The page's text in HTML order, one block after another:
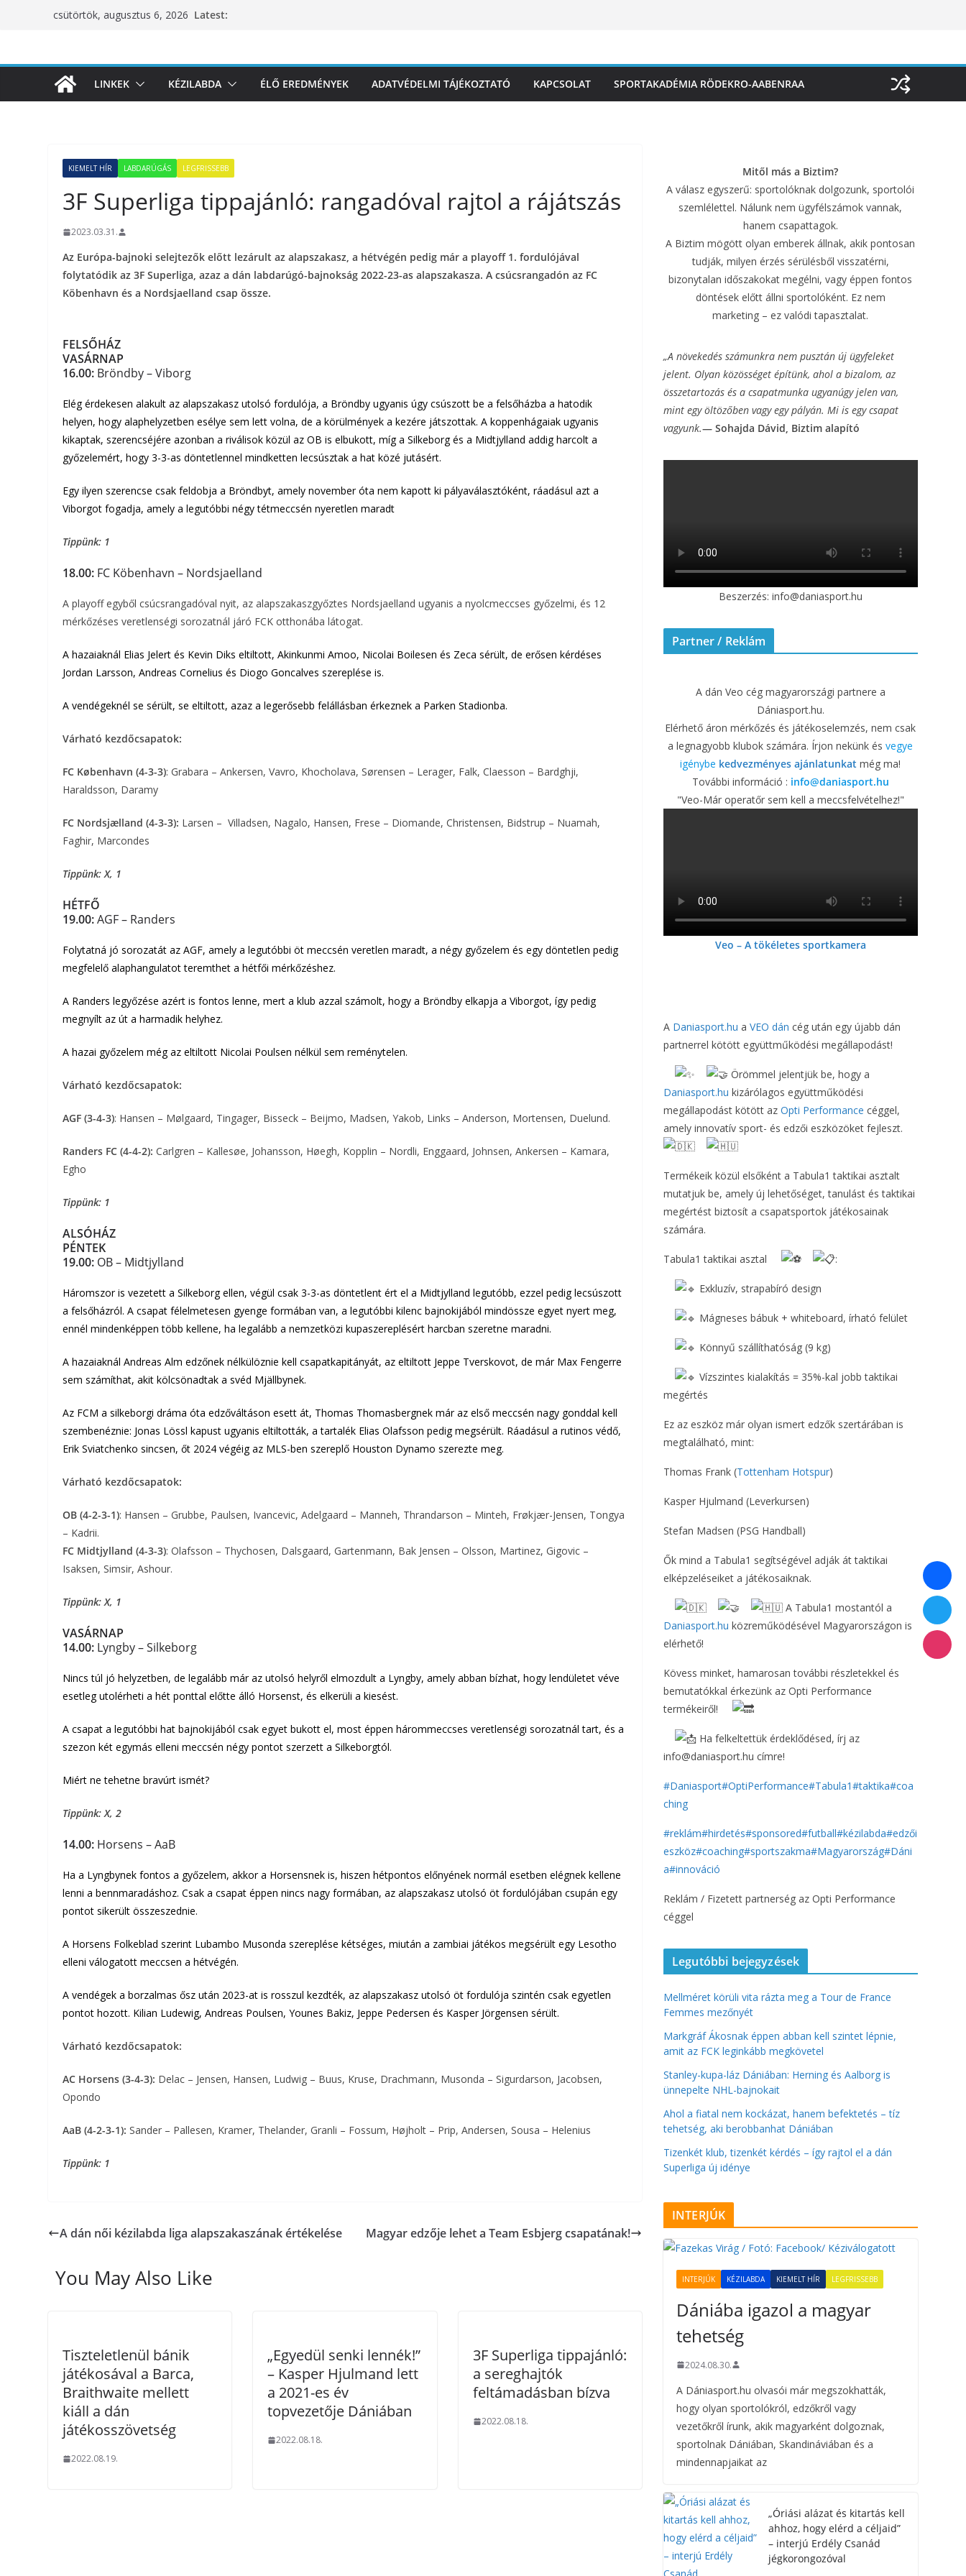
csütörtök, augusztus 6, 2026 Latest:
LINKEK KÉZILABDA ÉLŐ EREDMÉNYEK ADATVÉDELMI TÁJÉKOZTATÓ KAPCSOLAT SPORTAKADÉMIA RÖDEKRO-AABENRAA
KIEMELT HÍR LABDARÚGÁS LEGFRISSEBB
3F Superliga tippajánló: rangadóval rajtol a rájátszás
2023.03.31.
Az Európa-bajnoki selejtezők előtt lezárult az alapszakasz, a hétvégén pedig már a playoff 1. fordulójával
folytatódik az 3F Superliga, azaz a dán labdarúgó-bajnokság 2022-23-as alapszakasza. A csúcsrangadón az FC
Köbenhavn és a Nordsjaelland csap össze.
FELSŐHÁZ
VASÁRNAP
16.00: Bröndby – Viborg
Elég érdekesen alakult az alapszakasz utolsó fordulója, a Bröndby ugyanis úgy csúszott be a felsőházba a hatodik
helyen, hogy alaphelyzetben esélye sem lett volna, de a körülmények a kezére játszottak. A koppenhágaiak ugyanis
kikaptak, szerencséjére azonban a riválisok közül az OB is elbukott, míg a Silkeborg és a Midtjylland addig harcolt a
győzelemért, hogy 3-3-as döntetlennel mindketten lecsúsztak a hat közé jutásért.
Egy ilyen szerencse csak feldobja a Bröndbyt, amely november óta nem kapott ki pályaválasztóként, ráadásul azt a
Viborgot fogadja, amely a legutóbbi négy tétmeccsén nyeretlen maradt
Tippünk: 1
18.00: FC Köbenhavn – Nordsjaelland
A playoff egyből csúcsrangadóval nyit, az alapszakaszgyőztes Nordsjaelland ugyanis a nyolcmeccses győzelmi, és 12
mérkőzéses veretlenségi sorozatnál járó FCK otthonába látogat.
A hazaiaknál Elias Jelert és Kevin Diks eltiltott, Akinkunmi Amoo, Nicolai Boilesen és Zeca sérült, de erősen kérdéses
Jordan Larsson, Andreas Cornelius és Diogo Goncalves szereplése is.
A vendégeknél se sérült, se eltiltott, azaz a legerősebb felállásban érkeznek a Parken Stadionba.
Várható kezdőcsapatok:
FC København (4-3-3): Grabara – Ankersen, Vavro, Khocholava, Sørensen – Lerager, Falk, Claesson – Bardghji,
Haraldsson, Daramy
FC Nordsjælland (4-3-3): Larsen – Villadsen, Nagalo, Hansen, Frese – Diomande, Christensen, Bidstrup – Nuamah,
Faghir, Marcondes
Tippünk: X, 1
HÉTFŐ
19.00:AGF – Randers
Folytatná jó sorozatát az AGF, amely a legutóbbi öt meccsén veretlen maradt, a négy győzelem és egy döntetlen pedig
megfelelő alaphangulatot teremthet a hétfői mérkőzéshez.
A Randers legyőzése azért is fontos lenne, mert a klub azzal számolt, hogy a Bröndby elkapja a Viborgot, így pedig
megnyílt az út a harmadik helyhez.
A hazai győzelem még az eltiltott Nicolai Poulsen nélkül sem reménytelen.
Várható kezdőcsapatok:
AGF (3-4-3): Hansen – Mølgaard, Tingager, Bisseck – Beijmo, Madsen, Yakob, Links – Anderson, Mortensen, Duelund.
Randers FC (4-4-2):Carlgren – Kallesøe, Johansson, Høegh, Kopplin – Nordli, Enggaard, Johnsen, Ankersen – Kamara,
Egho
Tippünk: 1
ALSÓHÁZ
PÉNTEK
19.00: OB – Midtjylland
Háromszor is vezetett a Silkeborg ellen, végül csak 3-3-as döntetlent ért el a Midtjylland legutóbb, ezzel pedig lecsúszott
a felsőházról. A csapat félelmetesen gyenge formában van, a legutóbbi kilenc bajnokijából mindössze egyet nyert meg,
ennél mindenképpen több kellene, ha legalább a nemzetközi kupaszereplésért harcban szeretne maradni.
A hazaiaknál Andreas Alm edzőnek nélkülöznie kell csapatkapitányát, az eltiltott Jeppe Tverskovot, de már Max Fengerre
sem számíthat, akit kölcsönadtak a svéd Mjällbynek.
Az FCM a silkeborgi dráma óta edzőváltáson esett át, Thomas Thomasbergnek már az első meccsén nagy gonddal kell
szembenéznie: Jonas Lössl kapust ugyanis eltiltották, a tartalék Elias Olafsson pedig megsérült. Ráadásul a rutinos védő,
Erik Sviatchenko sincsen, őt 2024 végéig az MLS-ben szereplő Houston Dynamo szerezte meg.
Várható kezdőcsapatok:
OB (4-2-3-1): Hansen – Grubbe, Paulsen, Ivancevic, Adelgaard – Manneh, Thrandarson – Minteh, Frøkjær-Jensen, Tongya
– Kadrii.
FC Midtjylland (4-3-3): Olafsson – Thychosen, Dalsgaard, Gartenmann, Bak Jensen – Olsson, Martinez, Gigovic –
Isaksen, Simsir, Ashour.
Tippünk: X, 1
VASÁRNAP
14.00: Lyngby – Silkeborg
Nincs túl jó helyzetben, de legalább már az utolsó helyről elmozdult a Lyngby, amely abban bízhat, hogy lendületet véve
esetleg utolérheti a hét ponttal előtte álló Horsenst, és elkerüli a kiesést.
A csapat a legutóbbi hat bajnokijából csak egyet bukott el, most éppen hárommeccses veretlenségi sorozatnál tart, és a
szezon két egymás elleni meccsén négy pontot szerzett a Silkeborgtól.
Miért ne tehetne bravúrt ismét?
Tippünk: X, 2
14.00: Horsens – AaB
Ha a Lyngbynek fontos a győzelem, akkor a Horsensnek is, hiszen hétpontos előnyének normál esetben elégnek kellene
lenni a bennmaradáshoz. Csak a csapat éppen nincs nagy formában, az alapszakasz utolsó öt fordulójában csupán egy
pontot sikerült összeszednie.
A Horsens Folkeblad szerint Lubambo Musonda szereplése kétséges, miután a zambiai játékos megsérült egy Lesotho
elleni válogatott meccsen a hétvégén.
A vendégek a borzalmas ősz után 2023-at is rosszul kezdték, az alapszakasz utolsó öt fordulója szintén csak egyetlen
pontot hozott. Kilian Ludewig, Andreas Poulsen, Younes Bakiz, Jeppe Pedersen és Kasper Jörgensen sérült.
Várható kezdőcsapatok:
AC Horsens (3-4-3): Delac – Jensen, Hansen, Ludwig – Buus, Kruse, Drachmann, Musonda – Sigurdarson, Jacobsen,
Opondo
AaB (4-2-3-1): Sander – Pallesen, Kramer, Thelander, Granli – Fossum, Højholt – Prip, Andersen, Sousa – Helenius
Tippünk: 1
A dán női kézilabda liga alapszakaszának értékelése Magyar edzője lehet a Team Esbjerg csapatának!
You May Also Like
Tiszteletlenül bánik
játékosával a Barca,
Braithwaite mellett
kiáll a dán
játékosszövetség
2022.08.19.
„Egyedül senki lennék!”
– Kasper Hjulmand lett
a 2021-es év
topvezetője Dániában
2022.08.18.
3F Superliga tippajánló:
a sereghajtók
feltámadásban bízva
2022.08.18.
Mitől más a Biztim?
A válasz egyszerű: sportolóknak dolgozunk, sportolói
szemlélettel. Nálunk nem ügyfélszámok vannak,
hanem csapattagok.
A Biztim mögött olyan emberek állnak, akik pontosan
tudják, milyen érzés sérülésből visszatérni,
bizonytalan időszakokat megélni, vagy éppen fontos
döntések előtt állni sportolóként. Ez nem
marketing – ez valódi tapasztalat.
„A növekedés számunkra nem pusztán új ügyfeleket
jelent. Olyan közösséget építünk, ahol a bizalom, az
összetartozás és a csapatmunka ugyanúgy jelen van,
mint egy öltözőben vagy egy pályán. Mi is egy csapat
vagyunk.— Sohajda Dávid, Biztim alapító
Beszerzés: info@daniasport.hu
Partner / Reklám
A dán Veo cég magyarországi partnere a
Dániasport.hu.
Elérhető áron mérkőzés és játékoselemzés, nem csak
a legnagyobb klubok számára. Írjon nekünk ésvegye
igénybe kedvezményes ajánlatunkat még ma!
További információ : info@daniasport.hu
"Veo-Már operatőr sem kell a meccsfelvételhez!"
Veo – A tökéletes sportkamera
A Daniasport.hu a VEO dán cég után egy újabb dán
partnerrel kötött együttműködési megállapodást!
Örömmel jelentjük be, hogy a
Daniasport.hu kizárólagos együttműködési
megállapodást kötött az Opti Performance céggel,
amely innovatív sport- és edzői eszközöket fejleszt.
Termékeik közül elsőként a Tabula1 taktikai asztalt
mutatjuk be, amely új lehetőséget, tanulást és taktikai
megértést biztosít a csapatsportok játékosainak
számára.
Tabula1 taktikai asztal :
Exkluzív, strapabíró design
Mágneses bábuk + whiteboard, írható felület
Könnyű szállíthatóság (9 kg)
Vízszintes kialakítás = 35%-kal jobb taktikai
megértés
Ez az eszköz már olyan ismert edzők szertárában is
megtalálható, mint:
Thomas Frank (Tottenham Hotspur)
Kasper Hjulmand (Leverkursen)
Stefan Madsen (PSG Handball)
Ők mind a Tabula1 segítségével adják át taktikai
elképzeléseiket a játékosaiknak.
A Tabula1 mostantól a
Daniasport.hu közreműködésével Magyarországon is
elérhető!
Kövess minket, hamarosan további részletekkel és
bemutatókkal érkezünk az Opti Performance
termékeiről!
Ha felkeltettük érdeklődésed, írj az
info@daniasport.hu címre!
#Daniasport#OptiPerformance#Tabula1#taktika#coa
ching
#reklám#hirdetés#sponsored#futball#kézilabda#edzői
eszköz#coaching#sportszakma#Magyarország#Dáni
a#innováció
Reklám / Fizetett partnerség az Opti Performance
céggel
Legutóbbi bejegyzések
Mellméret körüli vita rázta meg a Tour de France
Femmes mezőnyét
Markgráf Ákosnak éppen abban kell szintet lépnie,
amit az FCK leginkább megkövetel
Stanley-kupa-láz Dániában: Herning és Aalborg is
ünnepelte NHL-bajnokait
Ahol a fiatal nem kockázat, hanem befektetés – tíz
tehetség, aki berobbanhat Dániában
Tizenkét klub, tizenkét kérdés – így rajtol el a dán
Superliga új idénye
INTERJÚK
INTERJÚK KÉZILABDA KIEMELT HÍR LEGFRISSEBB
Dániába igazol a magyar
tehetség
2024.08.30.
A Dániasport.hu olvasói már megszokhatták,
hogy olyan sportolókról, edzőkről vagy
vezetőkről írunk, akik magyarként dolgoznak,
sportolnak Dániában, Skandináviában és a
mindennapjaikat az
„Óriási alázat és kitartás kell
ahhoz, hogy elérd a céljaid”
– interjú Erdély Csanád
jégkorongozóval